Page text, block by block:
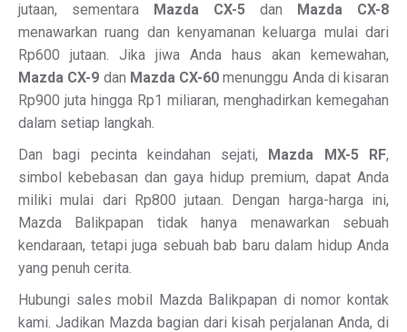
jutaan, sementara Mazda CX-5 dan Mazda CX-8
menawarkan ruang dan kenyamanan keluarga mulai dari
Rp600 jutaan. Jika jiwa Anda haus akan kemewahan,
Mazda CX-9 dan Mazda CX-60 menunggu Anda di kisaran
Rp900 juta hingga Rp1 miliaran, menghadirkan kemegahan
dalam setiap langkah.
Dan bagi pecinta keindahan sejati, Mazda MX-5 RF,
simbol kebebasan dan gaya hidup premium, dapat Anda
miliki mulai dari Rp800 jutaan. Dengan harga-harga ini,
Mazda Balikpapan tidak hanya menawarkan sebuah
kendaraan, tetapi juga sebuah bab baru dalam hidup Anda
yang penuh cerita.
Hubungi sales mobil Mazda Balikpapan di nomor kontak
kami. Jadikan Mazda bagian dari kisah perjalanan Anda, di